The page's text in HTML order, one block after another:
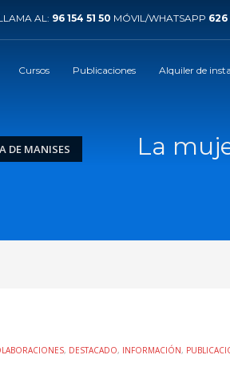
AL: 96 154 51 50 MÓVIL/WHATSAPP 626
Cursos Publicaciones Alquiler de
DE MANISES La
, DESTACADO, INFORMACIÓN,